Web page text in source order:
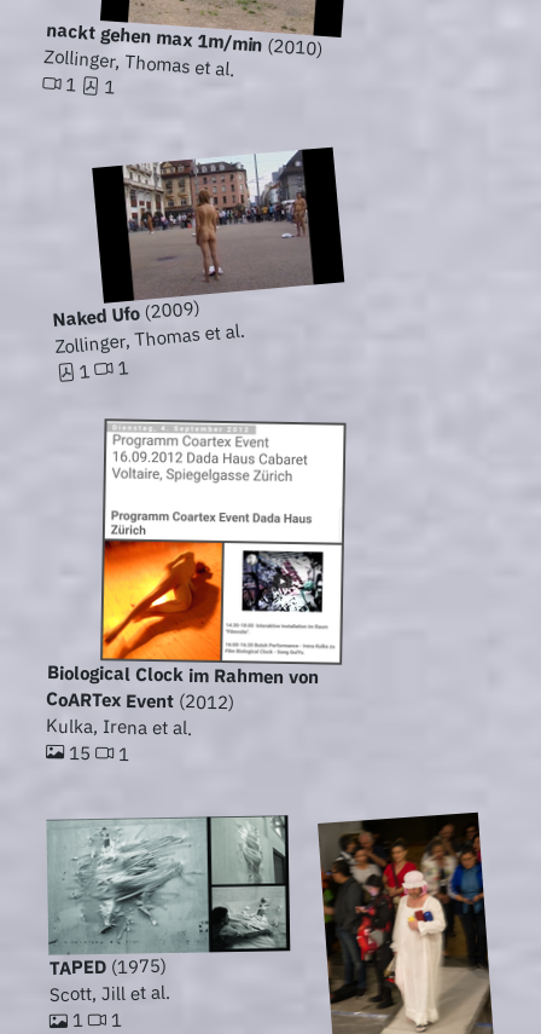
nackt gehen max 1m/min(2010)
Zollinger, Thomas et al.
1 1
Naked Ufo(2009)
Zollinger, Thomas et al.
1 1
Biological Clock im Rahmen von
CoARTex Event (2012)
Kulka, Irena et al.
15 1
TAPED(1975)
Scott, Jill et al.
1 1